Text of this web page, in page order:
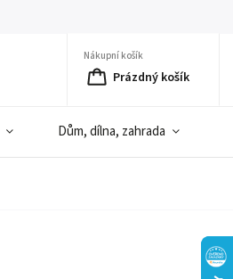
Nákupní košík
Prázdný košík
Dům, dílna, zahrada